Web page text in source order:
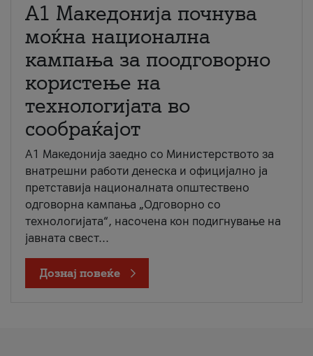
A1 Македонија почнува
моќна национална
кампања за поодговорно
користење на
технологијата во
сообраќајот
A1 Македонија заедно со Министерството за
внатрешни работи денеска и официјално ја
претставија националната општествено
одговорна кампања „Одговорно со
технологијата“, насочена кон подигнување на
јавната свест...
Дознај повеќе